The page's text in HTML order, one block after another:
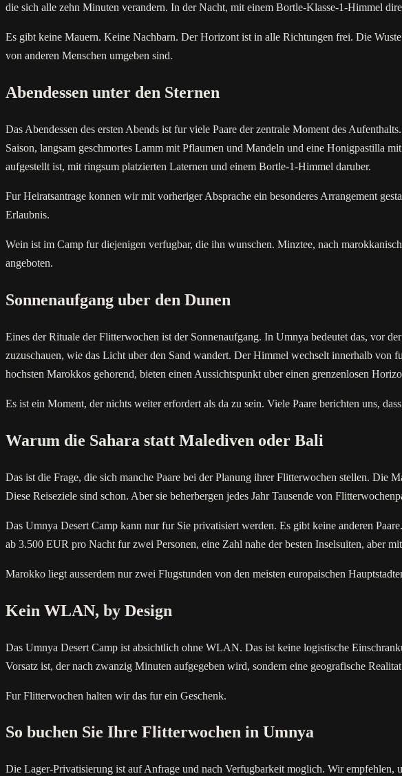
die sich alle zehn Minuten verandern. In der Nacht, mit einem Bortle-Klasse-1-Himmel
Es gibt keine Mauern. Keine Nachbarn. Der Horizont ist in alle Richtungen frei. Die
von anderen Menschen umgeben sind.
Abendessen unter den Sternen
Das Abendessen des ersten Abends ist fur viele Paare der zentrale Moment des
Saison, langsam geschmortes Lamm mit Pflaumen und Mandeln und eine Honigpastilla
aufgestellt ist, mit ringsum platzierten Laternen und einem Bortle-1-Himmel daruber.
Fur Heiratsantrage konnen wir mit vorheriger Absprache ein besonderes Arrangement
Erlaubnis.
Wein ist im Camp fur diejenigen verfugbar, die ihn wunschen. Minztee, nach
angeboten.
Sonnenaufgang uber den Dunen
Eines der Rituale der Flitterwochen ist der Sonnenaufgang. In Umnya bedeutet das, vor
zuzuschauen, wie das Licht uber den Sand wandert. Der Himmel wechselt innerhalb
hochsten Marokkos gehorend, bieten einen Aussichtspunkt uber einen grenzenlosen
Es ist ein Moment, der nichts weiter erfordert als da zu sein. Viele Paare berichten uns,
Warum die Sahara statt Malediven oder Bali
Das ist die Frage, die sich manche Paare bei der Planung ihrer Flitterwochen stellen. Die
Diese Reiseziele sind schon. Aber sie beherbergen jedes Jahr Tausende von
Das Umnya Desert Camp kann nur fur Sie privatisiert werden. Es gibt keine anderen
ab 3.500 EUR pro Nacht fur zwei Personen, eine Zahl nahe der besten Inselsuiten, aber
Marokko liegt ausserdem nur zwei Flugstunden von den meisten europaischen
Kein WLAN, by Design
Das Umnya Desert Camp ist absichtlich ohne WLAN. Das ist keine logistische
Vorsatz ist, der nach zwanzig Minuten aufgegeben wird, sondern eine geografische
Fur Flitterwochen halten wir das fur ein Geschenk.
So buchen Sie Ihre Flitterwochen in Umnya
Die Lager-Privatisierung ist auf Anfrage und nach Verfugbarkeit moglich. Wir